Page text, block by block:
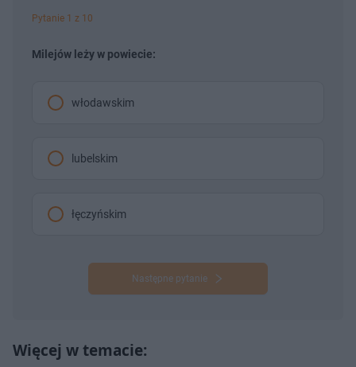
Pytanie 1 z 10
Milejów leży w powiecie:
włodawskim
lubelskim
łęczyńskim
Następne pytanie